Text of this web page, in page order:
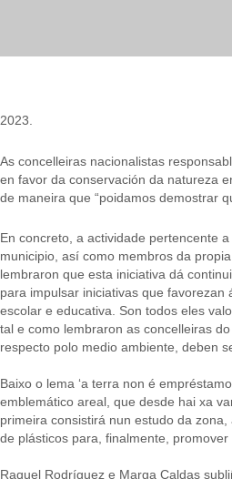
2023.
As concelleiras nacionalistas
en favor da conservación da natureza
de maneira que “poidamos demostrar
En concreto, a actividade pertencente
municipio, así como membros da
lembraron que esta iniciativa dá
para impulsar iniciativas que
escolar e educativa. Son todos eles
tal e como lembraron as concelleiras
respecto polo medio ambiente, deben
Baixo o lema ‘a terra non é
emblemático areal, que desde hai xa
primeira consistirá nun estudo da
de plásticos para, finalmente, promover
Raquel Rodríguez e Marga Caldas